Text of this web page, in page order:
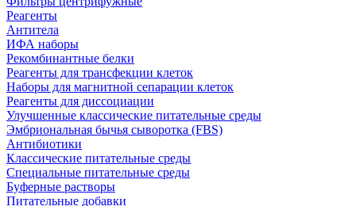
Реагенты
Антитела
ИФА наборы
Рекомбинантные белки
Реагенты для трансфекции клеток
Наборы для магнитной сепарации клеток
Реагенты для диссоциации
Улучшенные классические питательные среды
Эмбриональная бычья сыворотка (FBS)
Антибиотики
Классические питательные среды
Специальные питательные среды
Буферные растворы
Питательные добавки